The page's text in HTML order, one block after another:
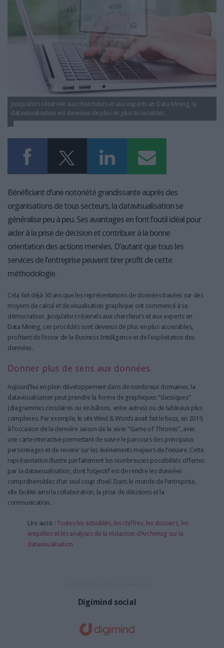
LES GUIDES PRATIQUES
LES BASES DE DONNÉES
L'ESPACE EMPLOI
L'AGENDA
L'ANNUAIRE DES ACTEURS
LES LIVRES BLANCS
LES SUPPLÉMENTS
NOS OFFRES D'ABONNEMENTS
Jusqu’alors réservée aux chercheurs et aux experts en Data Mining, la
datavisualisation est devenue de plus en plus accessibles.
Bénéficiant d’une notoriété grandissante auprès des
organisations de tous secteurs, la datavisualisation se
généralise peu à peu. Ses avantages en font l’outil idéal pour
aider à la prise de décision et contribuer à la bonne
orientation des actions menées. D’autant que tous les
services de l’entreprise peuvent tirer profit de cette
méthodologie.
Cela fait déjà 30 ans que les représentations de données basées sur des
moyens de calcul et de visualisation graphique ont commencé à se
démocratiser. Jusqu’alors réservés aux chercheurs et aux experts en
Data Mining, ces procédés sont devenus de plus en plus accessibles,
profitant de l’essor de la Business Intelligence et de l’exploitation des
données.
Donner plus de sens aux données
Aujourd’hui en plein développement dans de nombreux domaines, la
datavisualisation peut prendre la forme de graphiques “classiques”
(diagrammes circulaires ou en bâtons, entre autres) ou de tableaux plus
complexes. Par exemple, le site Wind & Words avait fait le buzz, en 2019,
à l’occasion de la dernière saison de la série “Game of Thrones”, avec
une carte interactive permettant de suivre le parcours des principaux
personnages et de revenir sur les événements majeurs de l’oeuvre. Cette
représentation illustre parfaitement les nombreuses possibilités offertes
par la datavisualisation, dont l’objectif est de rendre les données
compréhensibles d’un seul coup d’oeil. Dans le monde de l’entreprise,
elle facilite ainsi la collaboration, la prise de décisions et la
communication.
Lire aussi : Toutes les actualités, les chiffres, les dossiers, les
enquêtes et les analyses de la rédaction d'Archimag sur la
datavisualisation
Digimind social